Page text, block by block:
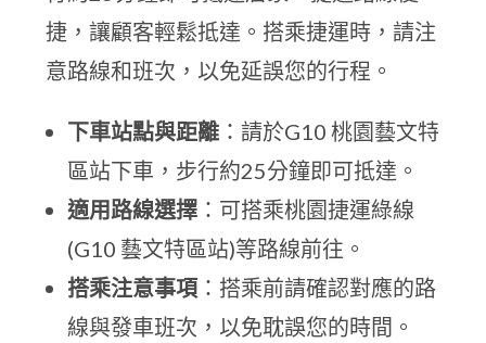
捷，讓顧客輕鬆抵達。搭乘捷運時，請注
意路線和班次，以免延誤您的行程。
下車站點與距離 ：請於G10 桃園藝文特
區站下車，步行約25分鐘即可抵達。
適用路線選擇 ：可搭乘桃園捷運綠線
(G10 藝文特區站)等路線前往。
搭乘注意事項 ：搭乘前請確認對應的路
線與發車班次，以免耽誤您的時間。